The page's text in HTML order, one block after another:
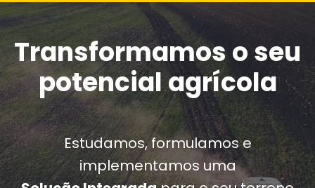
Transformamos o seu
potencial agrícola
Estudamos, formulamos e
implementamos uma